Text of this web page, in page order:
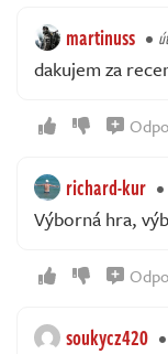
martinuss
dakujem za
richard-kur
Výborná hra,
soukycz420